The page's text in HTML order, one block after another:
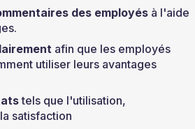
des employés à l'aide
afin que les employés
utiliser leurs avantages
tels que l'utilisation,
satisfaction